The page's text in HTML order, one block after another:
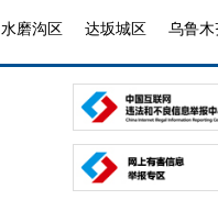
水磨沟区 达坂城区 乌鲁